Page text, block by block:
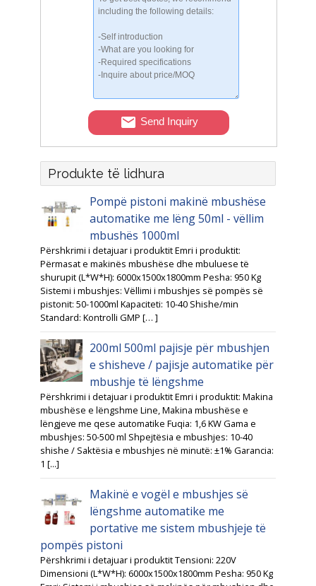
Send Inquiry
Produkte të lidhura
Pompë pistoni makinë mbushëse
automatike me lëng 50ml - vëllim
mbushës 1000ml
Përshkrimi i detajuar i produktit Emri i produktit:
Përmasat e makinës mbushëse dhe mbuluese të
shurupit (L*W*H): 6000x1500x1800mm Pesha: 950 Kg
Sistemi i mbushjes: Vëllimi i mbushjes së pompës së
pistonit: 50-1000ml Kapaciteti: 10-40 Shishe/min
Standard: Kontrolli GMP [… ]
200ml 500ml pajisje për mbushjen
e shisheve / pajisje automatike për
mbushje të lëngshme
Përshkrimi i detajuar i produktit Emri i produktit: Makina
mbushëse e lëngshme Line, Makina mbushëse e
lëngjeve me qese automatike Fuqia: 1,6 KW Gama e
mbushjes: 50-500 ml Shpejtësia e mbushjes: 10-40
shishe / Saktësia e mbushjes në minutë: ±1% Garancia:
1 [...]
Makinë e vogël e mbushjes së
lëngshme automatike me
portative me sistem mbushjeje të
pompës pistoni
Përshkrimi i detajuar i produktit Tensioni: 220V
Dimensioni (L*W*H): 6000x1500x1800mm Pesha: 950 Kg